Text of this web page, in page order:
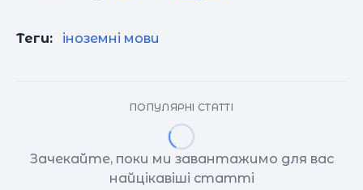
Теги: іноземні мови
ПОПУЛЯРНІ СТАТТІ
Зачекайте, поки ми завантажимо для вас
найцікавіші статті